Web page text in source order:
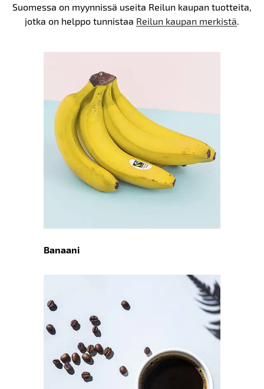
Suomessa on myynnissä useita Reilun kaupan tuotteita,
jotka on helppo tunnistaa Reilun kaupan merkistä.
Banaani